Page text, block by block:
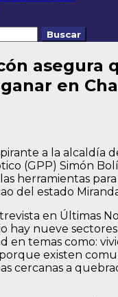
asegura
en
a la alcaldía
(GPP) Simón
herramientas
del estado
en Últimas
hay nueve
en temas como:
existen
cercanas a